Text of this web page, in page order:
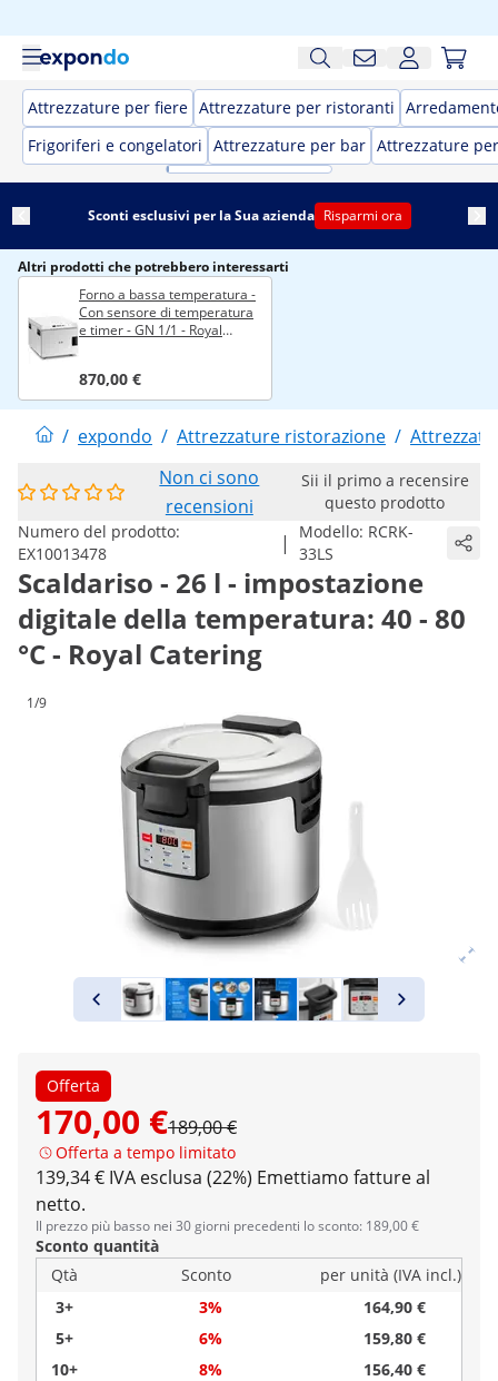
Attrezzature per fiere Attrezzature per ristoranti
Frigoriferi e congelatori Attrezzature per bar Attrezzature
Sconti esclusivi per la Sua azienda Risparmi ora
Altri prodotti che potrebbero interessarti
Forno a bassa temperatura -
Con sensore di temperatura
e timer - GN 1/1 - Royal
870,00 €
/ expondo / Attrezzature ristorazione /
Non ci sono
recensioni
Sii il primo a recensire
questo prodotto
Numero del prodotto:
EX10013478
| Modello: RCRK-
33LS
Scaldariso - 26 l - impostazione
digitale della temperatura: 40 - 80
°C - Royal Catering
1/9
Offerta
170,00 €189,00 €
Offerta a tempo limitato
139,34 € IVA esclusa (22%) Emettiamo fatture al
netto.
Il prezzo più basso nei 30 giorni precedenti lo sconto: 189,00 €
Sconto quantità
Qtà
Sconto
per unità (IVA incl.)
3+
3%
164,90 €
5+
6%
159,80 €
10+
8% 156,40 €